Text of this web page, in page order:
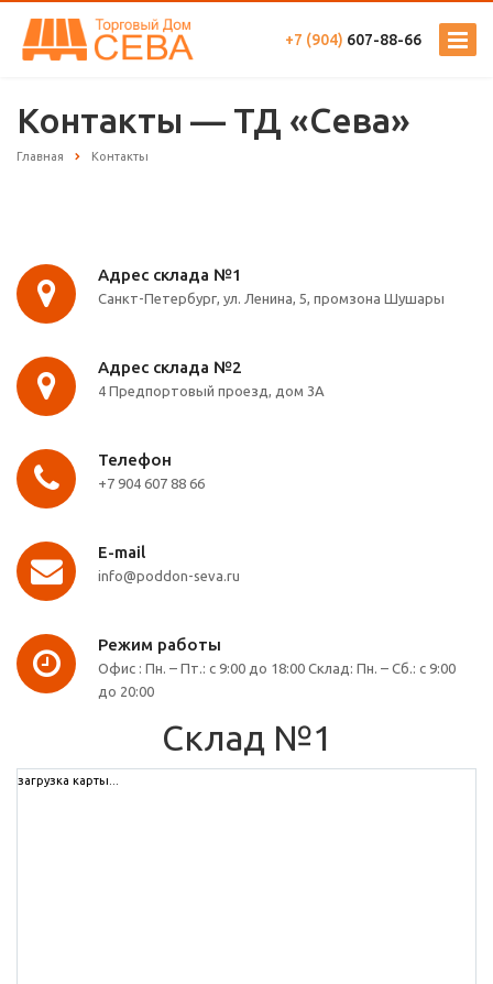
+7 (904) 607-88-66
Контакты — ТД «Сева»
Главная Контакты
Адрес склада №1
Санкт-Петербург, ул. Ленина, 5, промзона Шушары
Адрес склада №2
4 Предпортовый проезд, дом 3А
Телефон
+7 904 607 88 66
E-mail
info@poddon-seva.ru
Режим работы
Офис : Пн. – Пт.: с 9:00 до 18:00 Склад: Пн. – Сб.: с 9:00
до 20:00
Cклад №1
загрузка карты...